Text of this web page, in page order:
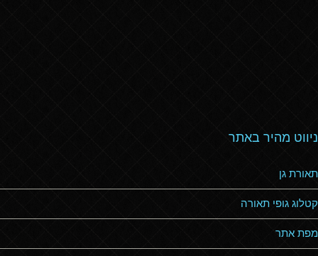
ניווט מהיר באתר
תאורת גן
קטלוג גופי תאורה
מפת אתר